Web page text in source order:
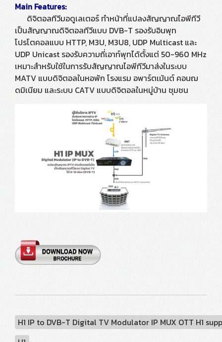
Main Features:
ดิจิตอลทีวีมอดูเลเตอร์ ทำหน้าที่แปลงสัญญาณไอพีทีวี
เป็นสัญญาณดิจิตอลทีวีแบบ DVB-T รองรับอินพุท
โปรโตคอลแบบ HTTP, M3U, M3U8, UDP Multicast และ
UDP Unicast รองรับความถี่เอาท์พุทได้ตั้งแต่ 50-960 MHz
เหมาะสำหรับใช้ในการรับสัญญาณไอพีทีวีมาส่งในระบบ
MATV แบบดิจิตอลในหอพัก โรงแรม อพาร์ตเม้นต์ คอนฌ
ดมิเนียม และระบบ CATV แบบดิจิตอลในหมู่บ้าน ชุมชน
H1 IP to DVB-T Digital TV Modulator IP MUX OTT H1